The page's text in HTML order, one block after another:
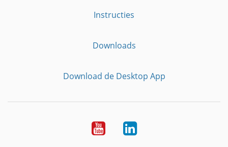
Instructies
Downloads
Download de Desktop App
YouTubeLinkedIn